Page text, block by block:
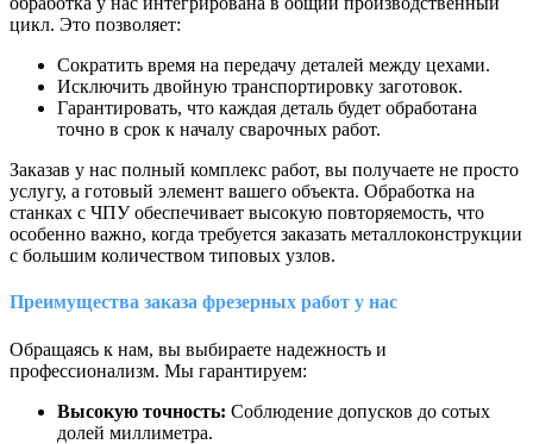
цикл. Это позволяет:
Сократить время на передачу деталей между цехами.
Исключить двойную транспортировку заготовок.
Гарантировать, что каждая деталь будет обработана
точно в срок к началу сварочных работ.
Заказав у нас полный комплекс работ, вы получаете не просто
услугу, а готовый элемент вашего объекта. Обработка на
станках с ЧПУ обеспечивает высокую повторяемость, что
особенно важно, когда требуется заказать металлоконструкции
с большим количеством типовых узлов.
Преимущества заказа фрезерных работ у нас
Обращаясь к нам, вы выбираете надежность и
профессионализм. Мы гарантируем:
Высокую точность: Соблюдение допусков до сотых
долей миллиметра.